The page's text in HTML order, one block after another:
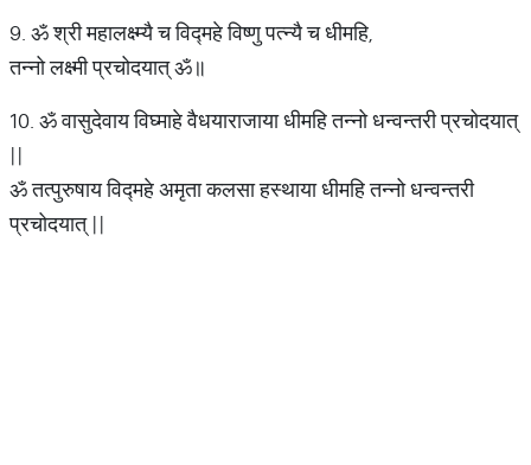
9. ॐ श्री महालक्ष्म्यै च विद्महे विष्णु पत्न्यै च धीमहि,
तन्नो लक्ष्मी प्रचोदयात् ॐ॥
10. ॐ वासुदेवाय विघ्माहे वैधयाराजाया धीमहि तन्नो धन्वन्तरी प्रचोदयात्
||
ॐ तत्पुरुषाय विद्‍महे अमृता कलसा हस्थाया धीमहि तन्नो धन्वन्तरी
प्रचोदयात् ||